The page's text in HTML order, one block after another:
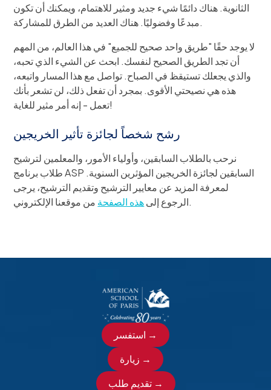
الثانوية. هناك دائمًا شيء جديد ومثير للاهتمام، ويمكنك أن تكون
مبدعًا وفضوليًا. هناك العديد من الطرق للمشاركة.
لا يوجد حقًا "طريق واحد صحيح للجميع" في هذا العالم، من المهم
أن تجد الطريق الصحيح لنفسك. ابحث عن الشيء الذي تحبه،
والذي يجعلك تستيقظ في الصباح. تواصل مع هذا المسار واتبعه،
هذه هي نصيحتي الأقوى. بمجرد أن تفعل ذلك، لن تشعر بأنك
تعمل - إنه أمر مثير للغاية!
رشح شخصاً لجائزة تأثير الخريجين
نرحب بالطلاب السابقين، وأولياء الأمور، والمعلمين لترشيح
طلاب برنامج ASP السابقين لجائزة الخريجين المؤثرين السنوية.
لمعرفة المزيد عن معايير الترشيح وتقديم الترشيح، يرجى
الرجوع إلىهذه الصفحة من موقعنا الإلكتروني.
استفسر →
زيارة →
تقديم طلب →